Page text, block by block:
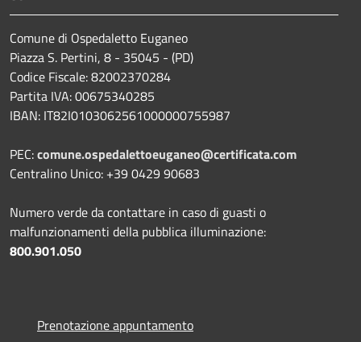
Comune di Ospedaletto Euganeo
Piazza S. Pertini, 8 - 35045 - (PD)
Codice Fiscale: 82002370284
Partita IVA: 00675340285
IBAN: IT82I0103062561000000755987
PEC:comune.ospedalettoeuganeo@certificata.com
Centralino Unico: +39 0429 90683
Numero verde da contattare in caso di guasti o
malfunzionamenti della pubblica illuminazione:
800.901.050
Prenotazione appuntamento